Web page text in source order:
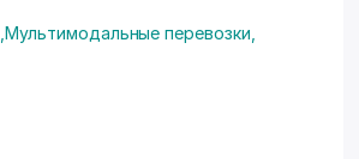
,Мультимодальные перевозки